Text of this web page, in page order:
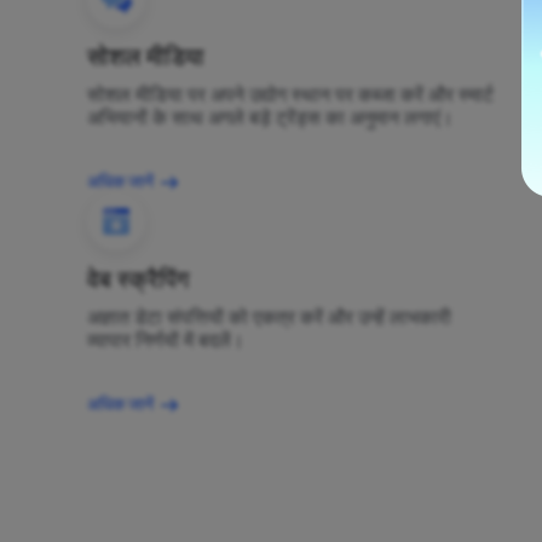
सोशल मीडिया
सोशल मीडिया पर अपने उद्योग स्थान पर कब्जा करें और स्मार्ट
अभियानों के साथ अगले बड़े ट्रेंड्स का अनुमान लगाएं।
अधिक जानें
वेब स्क्रैपिंग
अज्ञात डेटा संपत्तियों को एकत्र करें और उन्हें लाभकारी
व्यापार निर्णयों में बदलें।
अधिक जानें